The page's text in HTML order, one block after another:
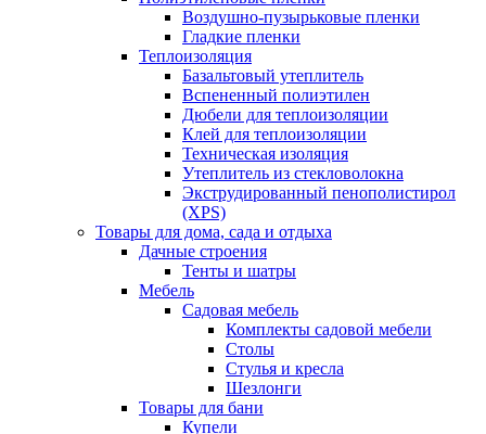
Воздушно-пузырьковые пленки
Гладкие пленки
Теплоизоляция
Базальтовый утеплитель
Вспененный полиэтилен
Дюбели для теплоизоляции
Клей для теплоизоляции
Техническая изоляция
Утеплитель из стекловолокна
Экструдированный пенополистирол
(XPS)
Товары для дома, сада и отдыха
Дачные строения
Тенты и шатры
Мебель
Садовая мебель
Комплекты садовой мебели
Столы
Стулья и кресла
Шезлонги
Товары для бани
Купели